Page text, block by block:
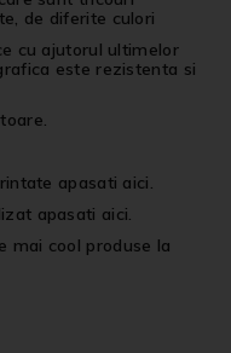
de diferite culori
cu ajutorul ultimelor
este rezistenta si
apasati aici.
apasati aici.
mai cool produse la